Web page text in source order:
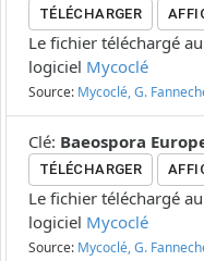
TÉLÉCHARGER
Le fichier téléchargé
logiciel Mycoclé
Source: Mycoclé, G.
Clé: Baeospora
TÉLÉCHARGER
Le fichier téléchargé
logiciel Mycoclé
Source: Mycoclé, G.